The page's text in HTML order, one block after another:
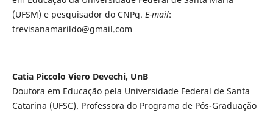
(UFSM) e pesquisador do CNPq. E-mail:
trevisanamarildo@gmail.com
Catia Piccolo Viero Devechi, UnB
Doutora em Educação pela Universidade Federal de Santa
Catarina (UFSC). Professora do Programa de Pós-Graduação